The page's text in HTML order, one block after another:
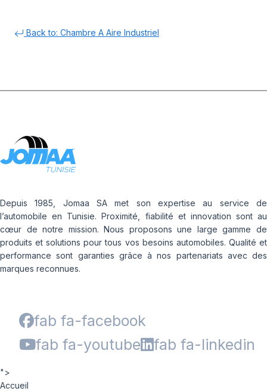
Back to: Chambre A Aire Industriel
Depuis 1985, Jomaa SA met son expertise au service de
l’automobile en Tunisie. Proximité, fiabilité et innovation sont au
cœur de notre mission. Nous proposons une large gamme de
produits et solutions pour tous vos besoins automobiles. Qualité et
performance sont garanties grâce à nos partenariats avec des
marques reconnues.
fab fa-facebook
fab fa-youtube
fab fa-linkedin
">
Accueil